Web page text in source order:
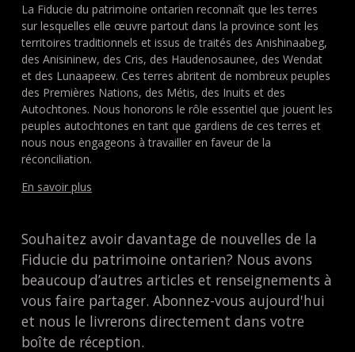
La Fiducie du patrimoine ontarien reconnaît que les terres
sur lesquelles elle œuvre partout dans la province sont les
territoires traditionnels et issus de traités des Anishinaabeg,
des Anisininew, des Cris, des Haudenosaunee, des Wendat
et des Lunaapeew. Ces terres abritent de nombreux peuples
des Premières Nations, des Métis, des Inuits et des
Autochtones. Nous honorons le rôle essentiel que jouent les
peuples autochtones en tant que gardiens de ces terres et
nous nous engageons à travailler en faveur de la
réconciliation.
En savoir plus
Souhaitez avoir davantage de nouvelles de la
Fiducie du patrimoine ontarien? Nous avons
beaucoup d’autres articles et renseignements à
vous faire partager. Abonnez-vous aujourd'hui
et nous le livrerons directement dans votre
boîte de réception.